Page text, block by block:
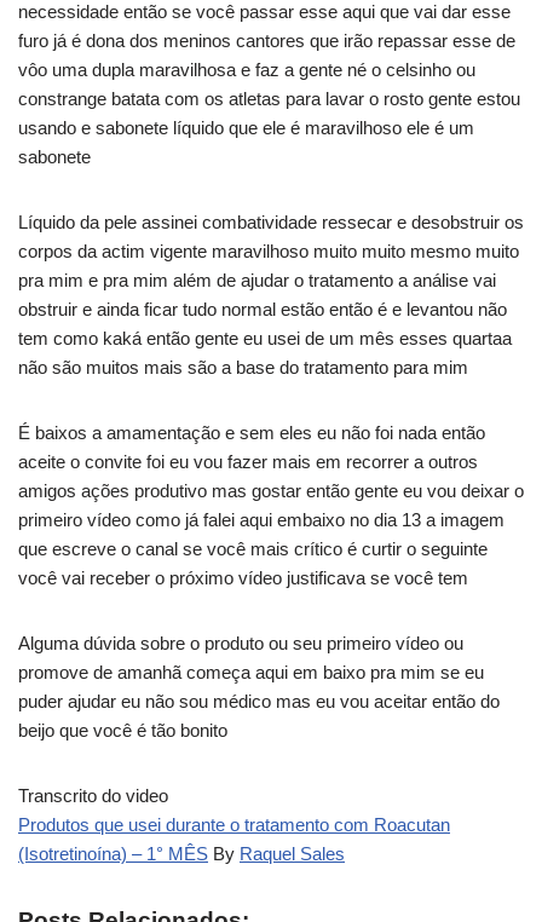
necessidade então se você passar esse aqui que vai dar esse
furo já é dona dos meninos cantores que irão repassar esse de
vôo uma dupla maravilhosa e faz a gente né o celsinho ou
constrange batata com os atletas para lavar o rosto gente estou
usando e sabonete líquido que ele é maravilhoso ele é um
sabonete
Líquido da pele assinei combatividade ressecar e desobstruir os
corpos da actim vigente maravilhoso muito muito mesmo muito
pra mim e pra mim além de ajudar o tratamento a análise vai
obstruir e ainda ficar tudo normal estão então é e levantou não
tem como kaká então gente eu usei de um mês esses quartaa
não são muitos mais são a base do tratamento para mim
É baixos a amamentação e sem eles eu não foi nada então
aceite o convite foi eu vou fazer mais em recorrer a outros
amigos ações produtivo mas gostar então gente eu vou deixar o
primeiro vídeo como já falei aqui embaixo no dia 13 a imagem
que escreve o canal se você mais crítico é curtir o seguinte
você vai receber o próximo vídeo justificava se você tem
Alguma dúvida sobre o produto ou seu primeiro vídeo ou
promove de amanhã começa aqui em baixo pra mim se eu
puder ajudar eu não sou médico mas eu vou aceitar então do
beijo que você é tão bonito
Transcrito do video
Produtos que usei durante o tratamento com Roacutan
(Isotretinoína) – 1° MÊS By Raquel Sales